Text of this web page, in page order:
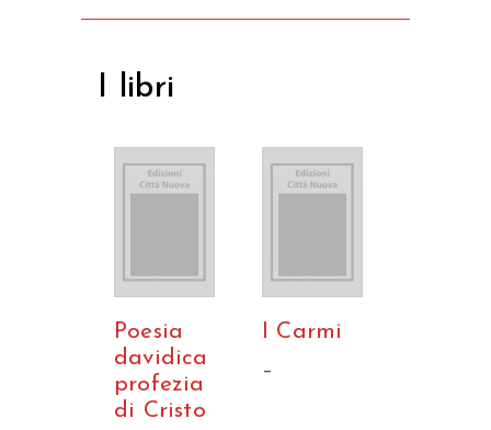
I libri
Poesia
davidica
profezia
di Cristo
I Carmi
–